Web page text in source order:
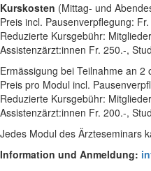
Kurskosten (Mittag- und
Preis incl. Pausenverpflegung:
Reduzierte Kursgebühr:
Assistenzärzt:innen Fr. 250.-,
Ermässigung bei Teilnahme an 2
Preis pro Modul incl.
Reduzierte Kursgebühr:
Assistenzärzt:innen Fr. 200.-,
Jedes Modul des Ärzteseminars
Information und Anmeldung: